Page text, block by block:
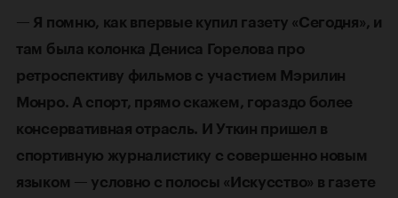
— Я помню, как впервые купил газету «Сегодня», и
там была колонка Дениса Горелова про
ретроспективу фильмов с участием Мэрилин
Монро. А спорт, прямо скажем, гораздо более
консервативная отрасль. И Уткин пришел в
спортивную журналистику с совершенно новым
языком — условно с полосы «Искусство» в газете